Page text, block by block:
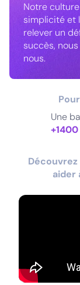
Notre
simplicité et
relever un
succès,
nous.
Une
aider